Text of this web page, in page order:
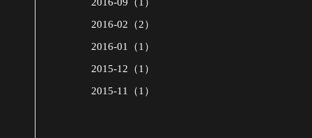
2016-02（2）
2016-01（1）
2015-12（1）
2015-11（1）